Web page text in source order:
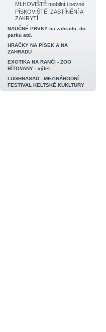
MLHOVIŠTĚ mobilní i pevné
PÍSKOVIŠTĚ, ZASTÍNĚNÍ A
ZAKRYTÍ
NAUČNÉ PRVKY na zahradu, do
parku atd.
HRAČKY NA PÍSEK A NA
ZAHRADU
EXOTIKA NA RANČI - ZOO
BÍTOVANY - výlet
LUGHNASAD - MEZINÁRODNÍ
FESTIVAL KELTSKÉ KUKLTURY